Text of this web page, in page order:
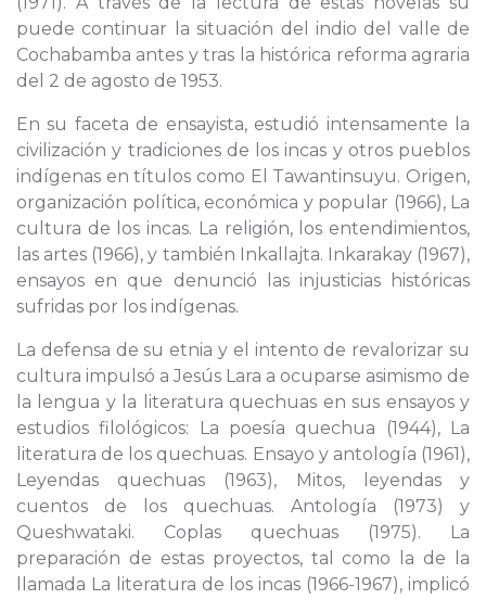
puede continuar la situación del indio del valle de
Cochabamba antes y tras la histórica reforma agraria
del 2 de agosto de 1953.
En su faceta de ensayista, estudió intensamente la
civilización y tradiciones de los incas y otros pueblos
indígenas en títulos como El Tawantinsuyu. Origen,
organización política, económica y popular (1966), La
cultura de los incas. La religión, los entendimientos,
las artes (1966), y también Inkallajta. Inkarakay (1967),
ensayos en que denunció las injusticias históricas
sufridas por los indígenas.
La defensa de su etnia y el intento de revalorizar su
cultura impulsó a Jesús Lara a ocuparse asimismo de
la lengua y la literatura quechuas en sus ensayos y
estudios filológicos: La poesía quechua (1944), La
literatura de los quechuas. Ensayo y antología (1961),
Leyendas quechuas (1963), Mitos, leyendas y
cuentos de los quechuas. Antología (1973) y
Queshwataki. Coplas quechuas (1975). La
preparación de estas proyectos, tal como la de la
llamada La literatura de los incas (1966-1967), implicó